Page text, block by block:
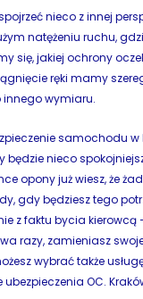
nieco z innej
natężeniu ruchu,
się, jakiej ochrony
ręki mamy
innego wymiaru.
samochodu
będzie nieco
opony już wiesz, że
gdy będziesz tego
z faktu bycia
razy, zamieniasz
wybrać także
ubezpieczenia OC.